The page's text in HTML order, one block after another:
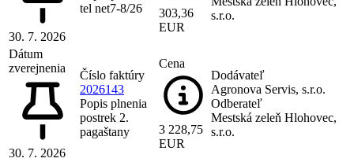
30. 7. 2026
tel net7-8/26
303,36
EUR
s.r.o.
Dátum
zverejnenia
30. 7. 2026
Číslo faktúry
2026143
Popis plnenia
postrek 2.
pagaštany
Cena
3 228,75
EUR
Dodávateľ
Agronova Servis, s.r.o.
Odberateľ
Mestská zeleň Hlohovec,
s.r.o.